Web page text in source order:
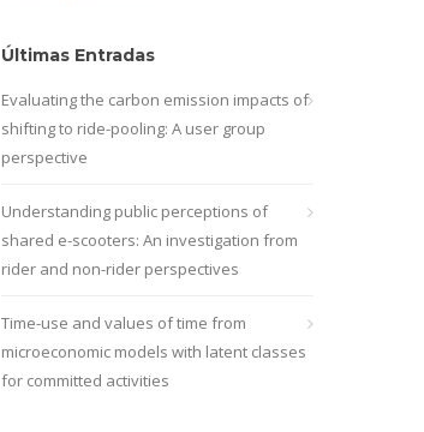
Últimas Entradas
Evaluating the carbon emission impacts of
shifting to ride-pooling: A user group
perspective
Understanding public perceptions of
shared e-scooters: An investigation from
rider and non-rider perspectives
Time-use and values of time from
microeconomic models with latent classes
for committed activities